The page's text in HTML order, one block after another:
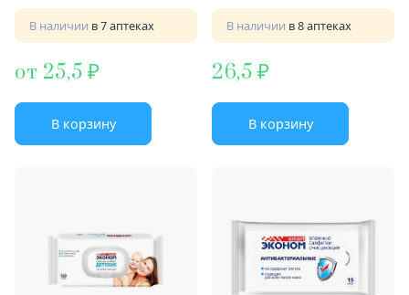
В наличии в 7 аптеках
от 25,5
В корзину
В наличии в 8 аптеках
26,5
В корзину